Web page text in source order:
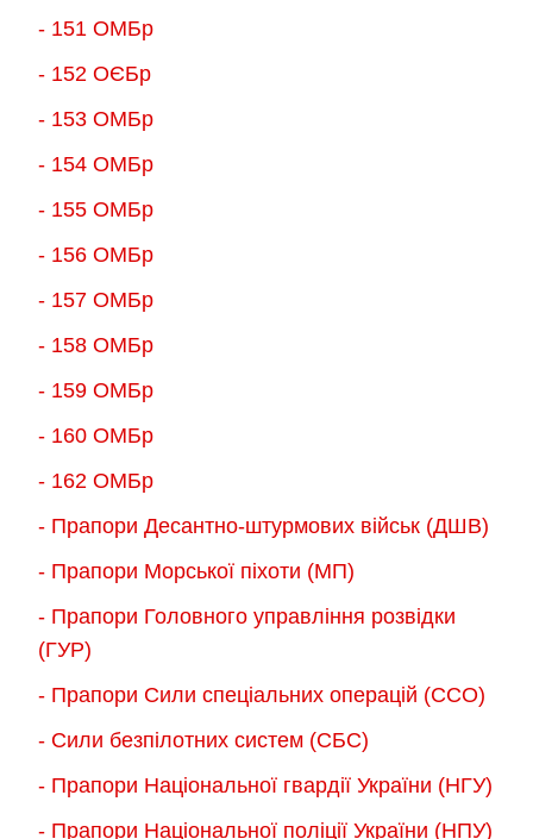
- 151 ОМБр
- 152 ОЄБр
- 153 ОМБр
- 154 ОМБр
- 155 ОMБр
- 156 ОMБр
- 157 ОМБр
- 158 ОМБр
- 159 ОМБр
- 160 ОМБр
- 162 ОМБр
- Прапори Десантно-штурмових військ (ДШВ)
- Прапори Морської піхоти (МП)
- Прапори Головного управління розвідки
(ГУР)
- Прапори Сили спеціальних операцій (ССО)
- Сили безпілотних систем (СБС)
- Прапори Національної гвардії України (НГУ)
- Прапори Національної поліції України (НПУ)